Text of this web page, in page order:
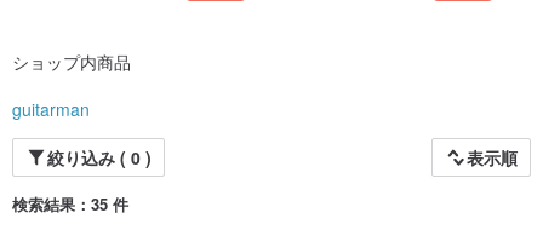
ショップ内商品
guitarman
絞り込み ( 0 )
表示順
検索結果：35 件